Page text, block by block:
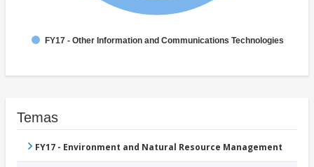
FY17 - Other Information and Communications Technologies
Temas
FY17 - Environment and Natural Resource Management